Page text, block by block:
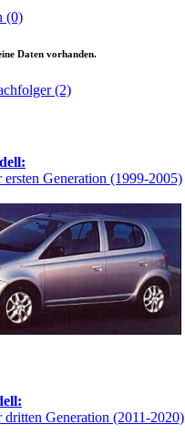
(0)
Daten vorhanden.
(2)
ersten Generation (1999-2005)
dritten Generation (2011-2020)